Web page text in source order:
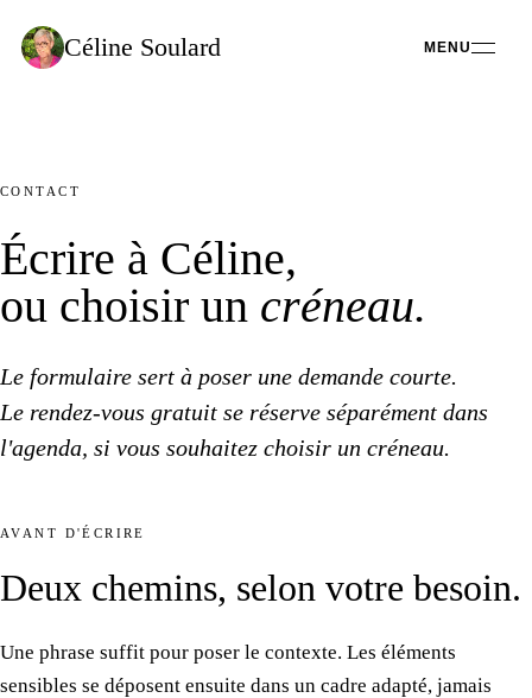
Céline Soulard MENU
CONTACT
Écrire à Céline,
ou choisir un créneau.
Le formulaire sert à poser une demande courte.
Le rendez-vous gratuit se réserve séparément dans
l'agenda, si vous souhaitez choisir un créneau.
AVANT D'ÉCRIRE
Deux chemins, selon votre besoin.
Une phrase suffit pour poser le contexte. Les éléments
sensibles se déposent ensuite dans un cadre adapté, jamais